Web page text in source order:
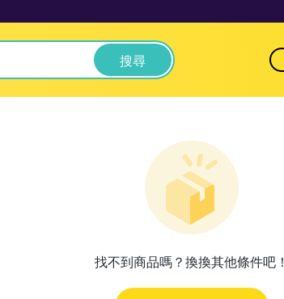
搜尋
找不到商品嗎？換換其他條件吧！